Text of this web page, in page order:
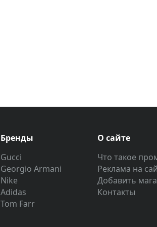
Бренды
Gucci
Georgio Armani
Nike
Adidas
Tom Farr
О сайте
Что такое
Реклама на
Добавить
Контакты